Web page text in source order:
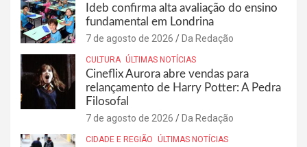
Ideb confirma alta avaliação do ensino
fundamental em Londrina
7 de agosto de 2026 Da Redação
CULTURA ÚLTIMAS NOTÍCIAS
Cineflix Aurora abre vendas para
relançamento de Harry Potter: A Pedra
Filosofal
7 de agosto de 2026 Da Redação
CIDADE E REGIÃO ÚLTIMAS NOTÍCIAS